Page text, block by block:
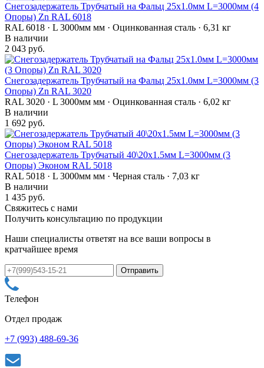
Снегозадержатель Трубчатый на Фальц 25х1.0мм L=3000мм (4
Опоры) Zn RAL 6018
RAL 6018 · L 3000мм мм · Оцинкованная сталь · 6,31 кг
В наличии
2 043 руб.
Снегозадержатель Трубчатый на Фальц 25х1.0мм L=3000мм (3
Опоры) Zn RAL 3020
RAL 3020 · L 3000мм мм · Оцинкованная сталь · 6,02 кг
В наличии
1 692 руб.
Снегозадержатель Трубчатый 40\20х1.5мм L=3000мм (3
Опоры) Эконом RAL 5018
RAL 5018 · L 3000мм мм · Черная сталь · 7,03 кг
В наличии
1 435 руб.
Свяжитесь с нами
Получить консультацию по продукции
Наши специалисты ответят на все ваши вопросы в
кратчайшее время
Телефон
Отдел продаж
+7 (993) 488-69-36